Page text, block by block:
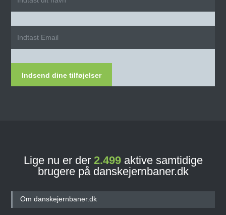
Indsend dine tilføjelser
Lige nu er der 2.499aktive samtidige
brugere på danskejernbaner.dk
Om danskejernbaner.dk